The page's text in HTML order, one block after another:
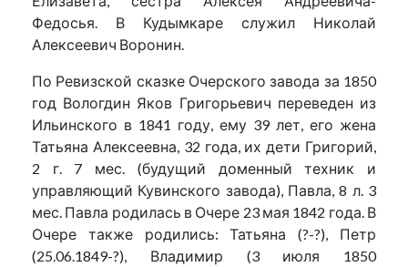
Федосья. В Кудымкаре служил Николай
Алексеевич Воронин.
По Ревизской сказке Очерского завода за 1850
год Вологдин Яков Григорьевич переведен из
Ильинского в 1841 году, ему 39 лет, его жена
Татьяна Алексеевна, 32 года, их дети Григорий,
2 г. 7 мес. (будущий доменный техник и
управляющий Кувинского завода), Павла, 8 л. 3
мес. Павла родилась в Очере 23 мая 1842 года. В
Очере также родились: Татьяна (?-?), Петр
(25.06.1849-?), Владимир (3 июля 1850